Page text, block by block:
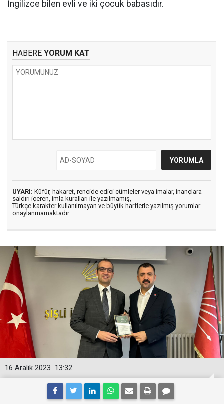
İngilizce bilen evli ve iki çocuk babasıdır.
HABERE YORUM KAT
UYARI: Küfür, hakaret, rencide edici cümleler veya imalar, inançlara
saldırı içeren, imla kuralları ile yazılmamış,
Türkçe karakter kullanılmayan ve büyük harflerle yazılmış yorumlar
onaylanmamaktadır.
13:32
16 Aralık 2023